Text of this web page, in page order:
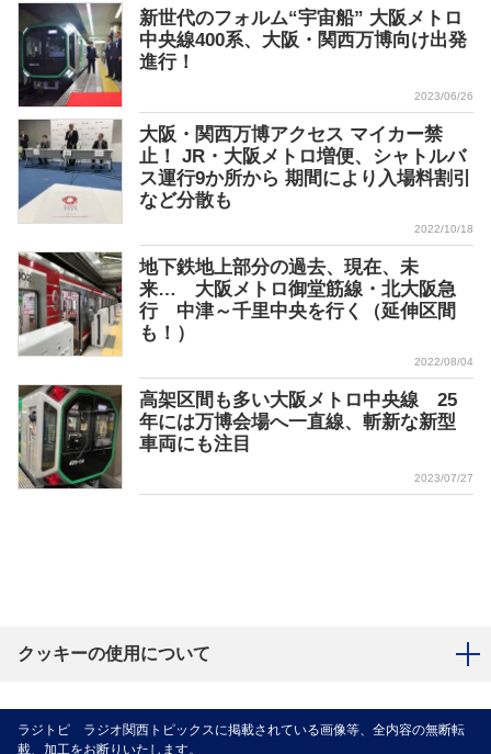
新世代のフォルム“宇宙船” 大阪メトロ
中央線400系、大阪・関西万博向け出発
進行！
2023/06/26
大阪・関西万博アクセス マイカー禁
止！ JR・大阪メトロ増便、シャトルバ
ス運行9か所から 期間により入場料割引
など分散も
2022/10/18
地下鉄地上部分の過去、現在、未
来… 大阪メトロ御堂筋線・北大阪急
行 中津～千里中央を行く（延伸区間
も！）
2022/08/04
高架区間も多い大阪メトロ中央線 25
年には万博会場へ一直線、斬新な新型
車両にも注目
2023/07/27
クッキーの使用について
ラジトピ ラジオ関西トピックスに掲載されている画像等、全内容の無断転
載、加工をお断りいたします。